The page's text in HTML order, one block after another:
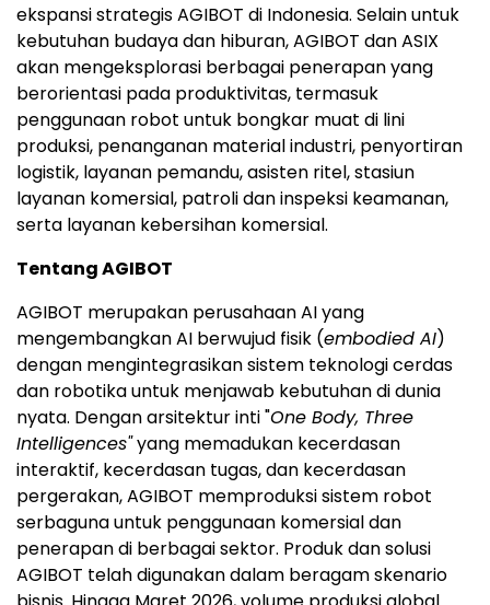
ekspansi strategis AGIBOT di Indonesia. Selain untuk
kebutuhan budaya dan hiburan, AGIBOT dan ASIX
akan mengeksplorasi berbagai penerapan yang
berorientasi pada produktivitas, termasuk
penggunaan robot untuk bongkar muat di lini
produksi, penanganan material industri, penyortiran
logistik, layanan pemandu, asisten ritel, stasiun
layanan komersial, patroli dan inspeksi keamanan,
serta layanan kebersihan komersial.
Tentang AGIBOT
AGIBOT merupakan perusahaan AI yang
mengembangkan AI berwujud fisik (embodied AI)
dengan mengintegrasikan sistem teknologi cerdas
dan robotika untuk menjawab kebutuhan di dunia
nyata. Dengan arsitektur inti "One Body, Three
Intelligences"yang memadukan kecerdasan
interaktif, kecerdasan tugas, dan kecerdasan
pergerakan, AGIBOT memproduksi sistem robot
serbaguna untuk penggunaan komersial dan
penerapan di berbagai sektor. Produk dan solusi
AGIBOT telah digunakan dalam beragam skenario